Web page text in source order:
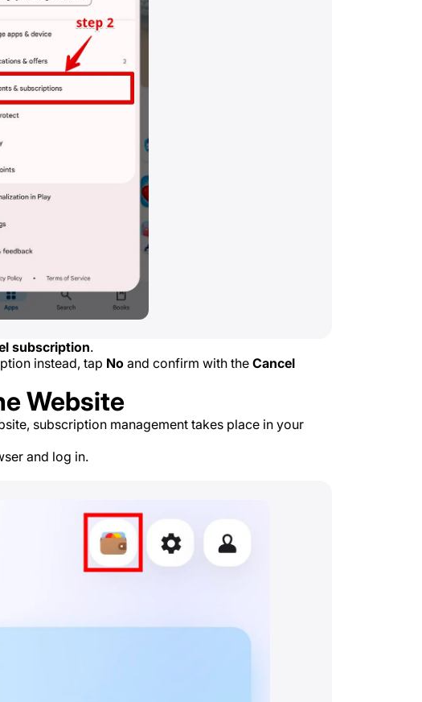
subscription.
instead, tap No and confirm with the Cancel
Website
subscription management takes place in your
and log in.